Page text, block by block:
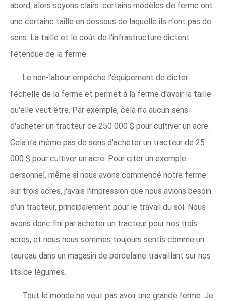
abord, alors soyons clairs :certains modèles de ferme ont
une certaine taille en dessous de laquelle ils n'ont pas de
sens. La taille et le coût de l'infrastructure dictent
l'étendue de la ferme.
Le non-labour empêche l'équipement de dicter
l'échelle de la ferme et permet à la ferme d'avoir la taille
qu'elle veut être. Par exemple, cela n'a aucun sens
d'acheter un tracteur de 250 000 $ pour cultiver un acre.
Cela n'a même pas de sens d'acheter un tracteur de 25
000 $ pour cultiver un acre. Pour citer un exemple
personnel, même si nous avons commencé notre ferme
sur trois acres, j'avais l'impression que nous avions besoin
d'un tracteur, principalement pour le travail du sol. Nous
avons donc fini par acheter un tracteur pour nos trois
acres, et nous nous sommes toujours sentis comme un
taureau dans un magasin de porcelaine travaillant sur nos
lits de légumes.
Tout le monde ne veut pas avoir une grande ferme. Je